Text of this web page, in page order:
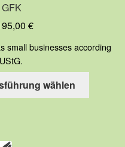
€
small businesses according
wählen